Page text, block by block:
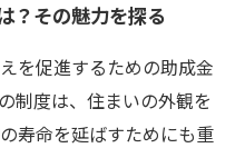
？その魅力を探る
を促進するための助成金
制度は、住まいの外観を
寿命を延ばすためにも重